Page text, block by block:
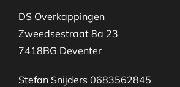
DS Overkappingen
Zweedsestraat 8a 23
7418BG Deventer
Stefan Snijders 0683562845